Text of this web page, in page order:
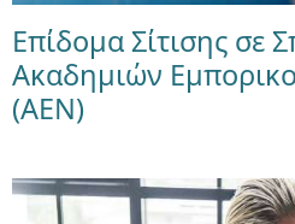
Επίδομα Σίτισης σε
Ακαδημιών
(ΑΕΝ)